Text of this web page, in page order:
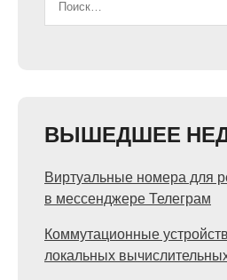
ВЫШЕДШЕЕ
Виртуальные номера для
в мессенджере Телеграм
Коммутационные
локальных